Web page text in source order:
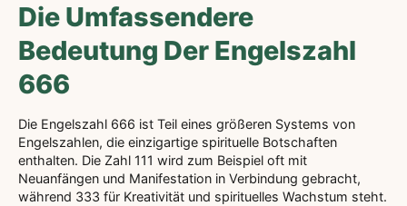
Die Umfassendere
Bedeutung Der Engelszahl
666
Die Engelszahl 666 ist Teil eines größeren Systems von
Engelszahlen, die einzigartige spirituelle Botschaften
enthalten. Die Zahl 111 wird zum Beispiel oft mit
Neuanfängen und Manifestation in Verbindung gebracht,
während 333 für Kreativität und spirituelles Wachstum steht.